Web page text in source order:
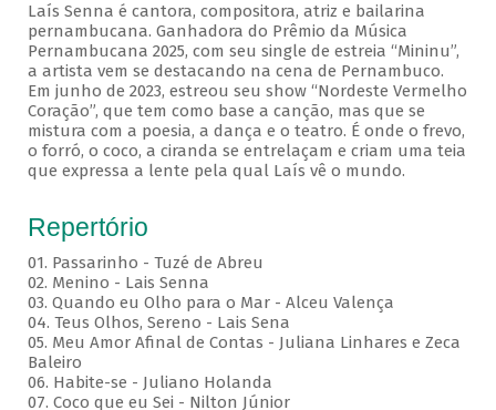
Laís Senna é cantora, compositora, atriz e bailarina
pernambucana. Ganhadora do Prêmio da Música
Pernambucana 2025, com seu single de estreia “Mininu”,
a artista vem se destacando na cena de Pernambuco.
Em junho de 2023, estreou seu show “Nordeste Vermelho
Coração”, que tem como base a canção, mas que se
mistura com a poesia, a dança e o teatro. É onde o frevo,
o forró, o coco, a ciranda se entrelaçam e criam uma teia
que expressa a lente pela qual Laís vê o mundo.
Repertório
01. Passarinho - Tuzé de Abreu
02. Menino - Lais Senna
03. Quando eu Olho para o Mar - Alceu Valença
04. Teus Olhos, Sereno - Lais Sena
05. Meu Amor Afinal de Contas - Juliana Linhares e Zeca
Baleiro
06. Habite-se - Juliano Holanda
07. Coco que eu Sei - Nilton Júnior